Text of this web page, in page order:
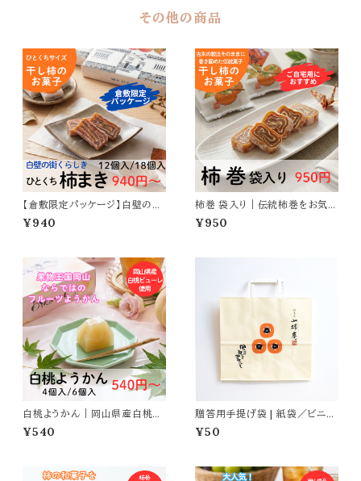
その他の商品
【倉敷限定パッケージ】白壁の街
くらしき ひとくち柿まき｜ひとくち
サイズの干し柿菓子
¥940
柿巻 袋入り｜伝統柿巻をお気軽
に楽しめる
¥950
白桃ようかん｜岡山県産白桃ピ
ューレ使用
¥540
贈答用手提げ袋 | 紙袋／ビニー
ル袋
¥50